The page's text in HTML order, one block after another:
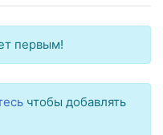
первым!
чтобы добавлять